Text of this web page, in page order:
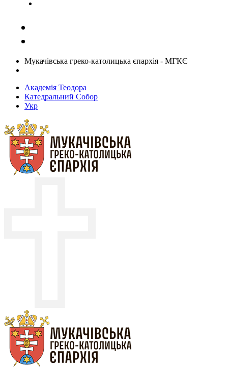
Мукачівська греко-католицька єпархія - МГКЄ
Академія Теодора
Катедральний Собор
Укр